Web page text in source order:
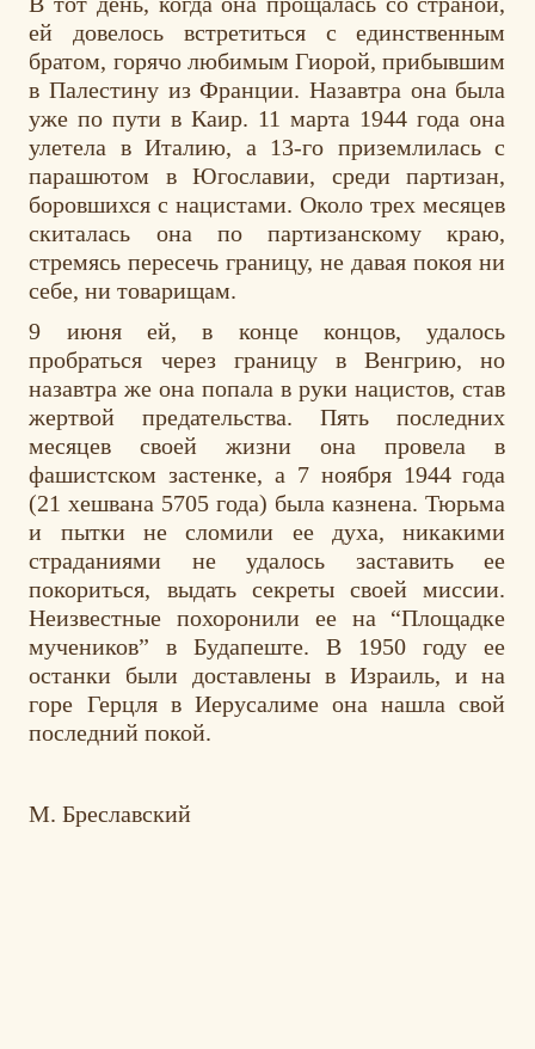
ей довелось встретиться с единственным
братом, горячо любимым Гиорой, прибывшим
в Палестину из Франции. Назавтра она была
уже по пути в Каир. 11 марта 1944 года она
улетела в Италию, а 13-го приземлилась с
парашютом в Югославии, среди партизан,
боровшихся с нацистами. Около трех месяцев
скиталась она по партизанскому краю,
стремясь пересечь границу, не давая покоя ни
себе, ни товарищам.
9 июня ей, в конце концов, удалось
пробраться через границу в Венгрию, но
назавтра же она попала в руки нацистов, став
жертвой предательства. Пять последних
месяцев своей жизни она провела в
фашистском застенке, а 7 ноября 1944 года
(21 хешвана 5705 года) была казнена. Тюрьма
и пытки не сломили ее духа, никакими
страданиями не удалось заставить ее
покориться, выдать секреты своей миссии.
Неизвестные похоронили ее на “Площадке
мучеников” в Будапеште. В 1950 году ее
останки были доставлены в Израиль, и на
горе Герцля в Иерусалиме она нашла свой
последний покой.
М. Бреславский